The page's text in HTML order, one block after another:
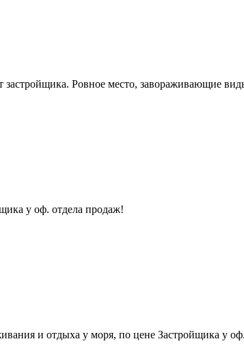
Ровное место, завораживающие
у оф. отдела продаж!
и отдыха у моря, по цене Застройщика у